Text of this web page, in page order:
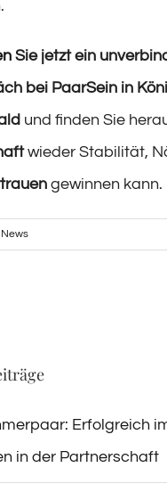
Sie jetzt ein
bei PaarSein in
und finden Sie
wieder Stabilität,
gewinnen kann.
News
Erfolgreich
in der Partnerschaft